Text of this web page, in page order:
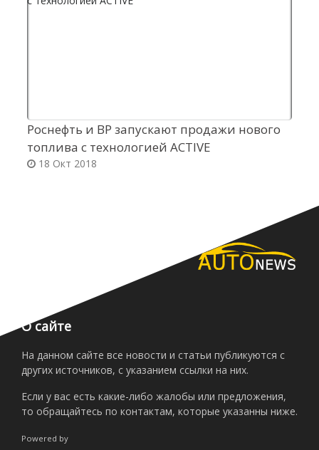
Роснефть и BP запускают продажи нового
топлива с технологией ACTIVE
18 Окт 2018
О сайте
На данном сайте все новости и статьи публикуются с
других источников, с указанием ссылки на них.
Если у вас есть какие-либо жалобы или предложения,
то обращайтесь по контактам, которые указанны ниже.
Powered by